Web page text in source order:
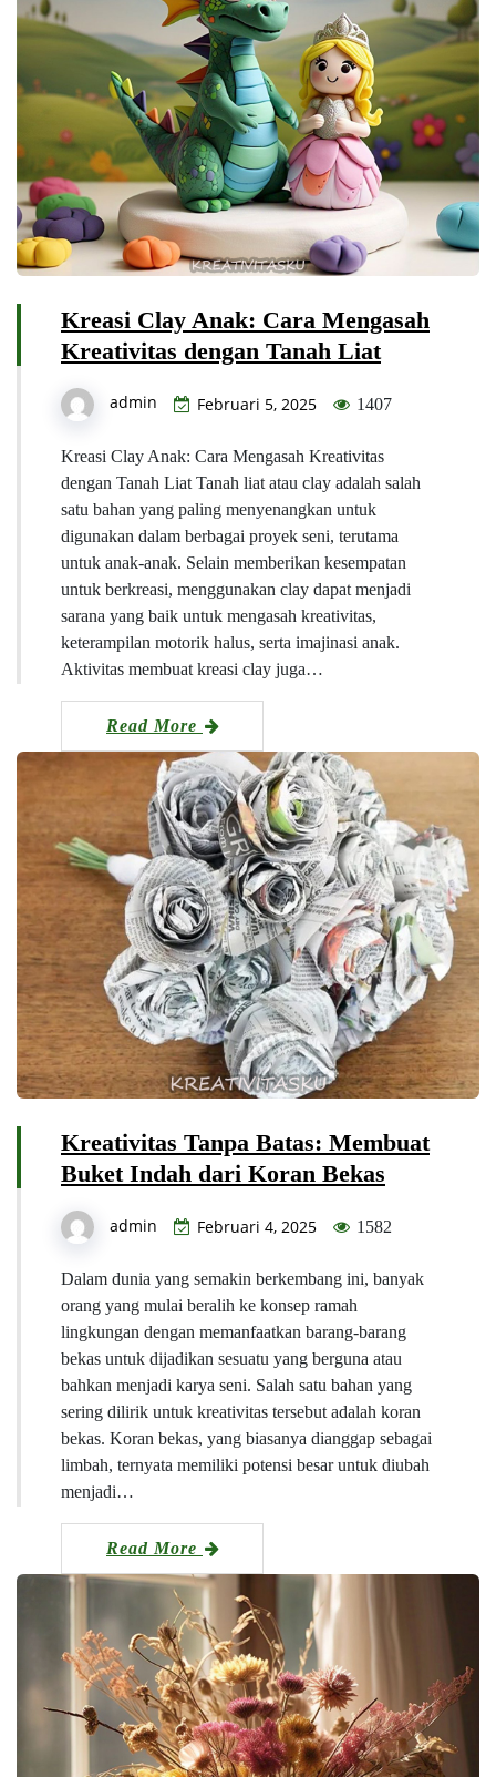
Kreasi Clay Anak: Cara Mengasah
Kreativitas dengan Tanah Liat
admin Februari 5, 2025 1407
Kreasi Clay Anak: Cara Mengasah Kreativitas
dengan Tanah Liat Tanah liat atau clay adalah salah
satu bahan yang paling menyenangkan untuk
digunakan dalam berbagai proyek seni, terutama
untuk anak-anak. Selain memberikan kesempatan
untuk berkreasi, menggunakan clay dapat menjadi
sarana yang baik untuk mengasah kreativitas,
keterampilan motorik halus, serta imajinasi anak.
Aktivitas membuat kreasi clay juga…
Read More
Kreativitas Tanpa Batas: Membuat
Buket Indah dari Koran Bekas
admin Februari 4, 2025 1582
Dalam dunia yang semakin berkembang ini, banyak
orang yang mulai beralih ke konsep ramah
lingkungan dengan memanfaatkan barang-barang
bekas untuk dijadikan sesuatu yang berguna atau
bahkan menjadi karya seni. Salah satu bahan yang
sering dilirik untuk kreativitas tersebut adalah koran
bekas. Koran bekas, yang biasanya dianggap sebagai
limbah, ternyata memiliki potensi besar untuk diubah
menjadi…
Read More